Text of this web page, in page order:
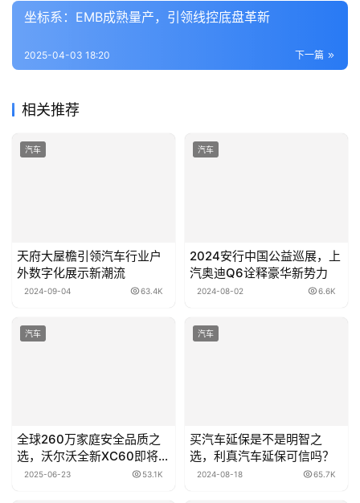
坐标系：EMB成熟量产，引领线控底盘革新
下一篇
2025-04-03 18:20
相关推荐
汽车
天府大屋檐引领汽车行业户
外数字化展示新潮流
2024-09-04 63.4K
汽车
2024安行中国公益巡展，上
汽奥迪Q6诠释豪华新势力
2024-08-02 6.6K
汽车
全球260万家庭安全品质之
选，沃尔沃全新XC60即将上
市2025-06-23 53.1K
汽车
买汽车延保是不是明智之
选，利真汽车延保可信吗？
2024-08-18 65.7K